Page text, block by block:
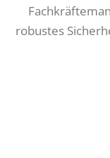
robustes